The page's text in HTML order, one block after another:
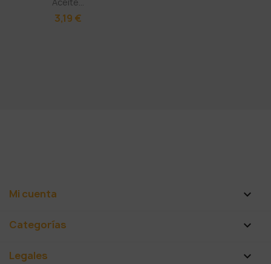
3,19 €
Mi cuenta 
Categorías 
Legales 